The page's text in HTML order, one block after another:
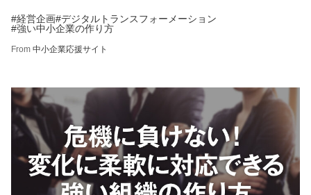
#経営企画#デジタルトランスフォーメーション
#強い中小企業の作り方
From 中小企業応援サイト